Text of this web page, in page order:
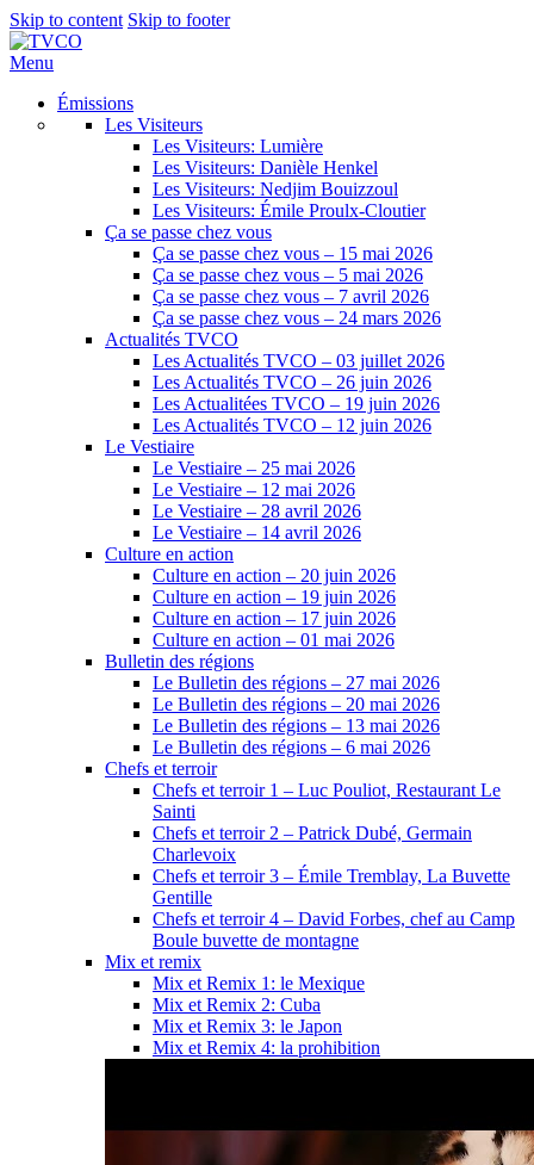
Skip to content Skip to footer
Menu
Émissions
Les Visiteurs
Les Visiteurs: Lumière
Les Visiteurs: Danièle Henkel
Les Visiteurs: Nedjim Bouizzoul
Les Visiteurs: Émile Proulx-Cloutier
Ça se passe chez vous
Ça se passe chez vous – 15 mai 2026
Ça se passe chez vous – 5 mai 2026
Ça se passe chez vous – 7 avril 2026
Ça se passe chez vous – 24 mars 2026
Actualités TVCO
Les Actualités TVCO – 03 juillet 2026
Les Actualités TVCO – 26 juin 2026
Les Actualitées TVCO – 19 juin 2026
Les Actualités TVCO – 12 juin 2026
Le Vestiaire
Le Vestiaire – 25 mai 2026
Le Vestiaire – 12 mai 2026
Le Vestiaire – 28 avril 2026
Le Vestiaire – 14 avril 2026
Culture en action
Culture en action – 20 juin 2026
Culture en action – 19 juin 2026
Culture en action – 17 juin 2026
Culture en action – 01 mai 2026
Bulletin des régions
Le Bulletin des régions – 27 mai 2026
Le Bulletin des régions – 20 mai 2026
Le Bulletin des régions – 13 mai 2026
Le Bulletin des régions – 6 mai 2026
Chefs et terroir
Chefs et terroir 1 – Luc Pouliot, Restaurant Le
Sainti
Chefs et terroir 2 – Patrick Dubé, Germain
Charlevoix
Chefs et terroir 3 – Émile Tremblay, La Buvette
Gentille
Chefs et terroir 4 – David Forbes, chef au Camp
Boule buvette de montagne
Mix et remix
Mix et Remix 1: le Mexique
Mix et Remix 2: Cuba
Mix et Remix 3: le Japon
Mix et Remix 4: la prohibition